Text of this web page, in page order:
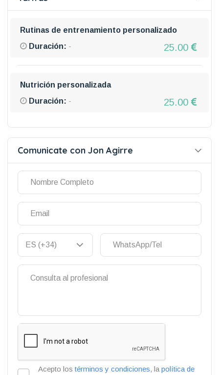
Rutinas de entrenamiento personalizado
Duración: - 25.00
Nutrición personalizada
Duración: - 25.00
Comunicate con Jon Agirre
Acepto lostérminos y condiciones, la política de